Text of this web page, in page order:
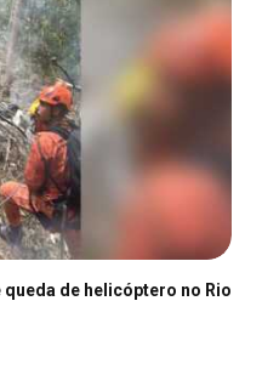
de helicóptero no Rio